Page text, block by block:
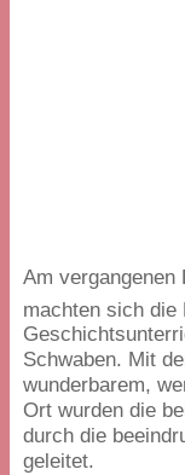
Am
machten sich die
Schwaben. Mit
wunderbarem,
Ort wurden die
durch die
geleitet.